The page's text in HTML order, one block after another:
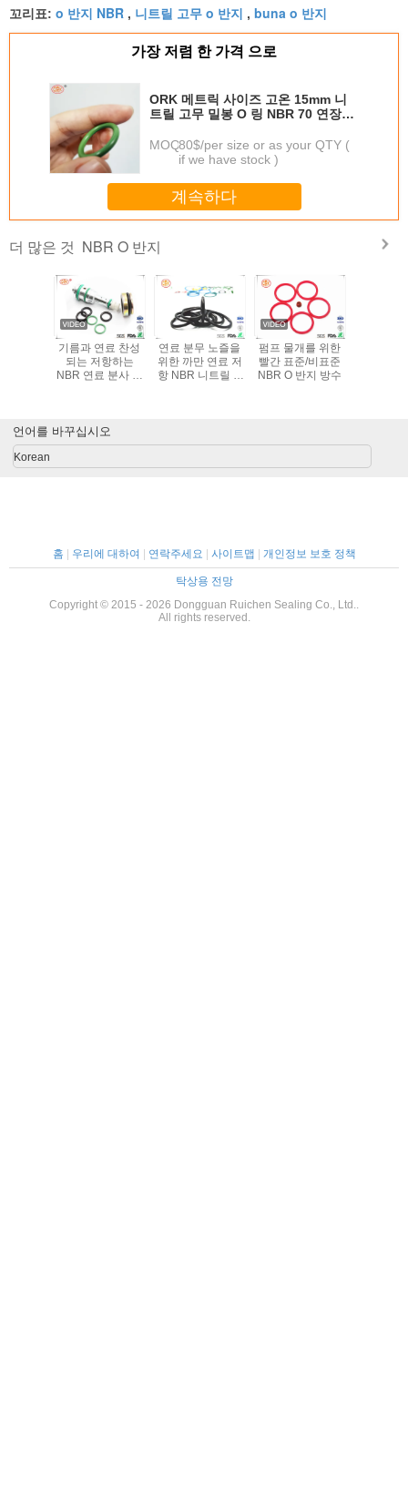
꼬리표: o 반지 NBR , 니트릴 고무 o 반지 , buna o 반지
가장 저렴 한 가격 으로
ORK 메트릭 사이즈 고온 15mm 니
트릴 고무 밀봉 O 링 NBR 70 연장
MOQ：80$/per size or as your QTY (
if we have stock )
계속하다
더 많은 것 NBR O 반지
공장 OEM 고강도
저항 N7001NQ 가
스 응용을위한
자동차 부속 NBR
O 반지는 저항하는
우수한 착용 - 및 저
ISO9001 60 70 90
FKM NBR O링 밀
봉 고압 검은 갈색
언어를 바꾸십시오
Korean
홈 우리에 대하여 연락주세요 사이트맵 개인정보 보호 정책
탁상용 전망
Copyright © 2015 - 2026 Dongguan Ruichen Sealing Co., Ltd..
All rights reserved.